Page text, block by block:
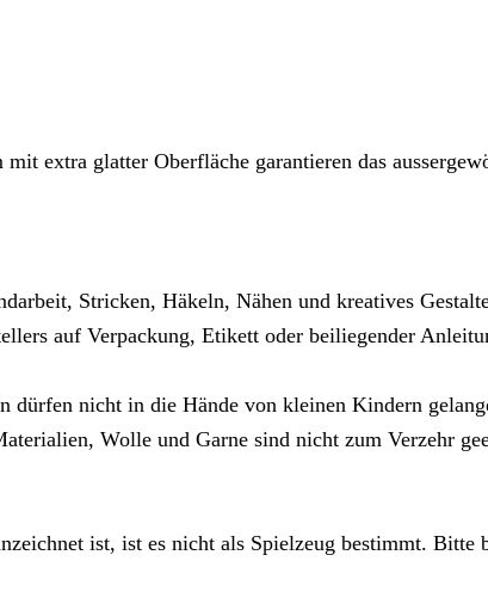
extra glatter Oberfläche garantieren das
Stricken, Häkeln, Nähen und kreatives
auf Verpackung, Etikett oder beiliegender
nicht in die Hände von kleinen Kindern
Wolle und Garne sind nicht zum Verzehr
ist, ist es nicht als Spielzeug bestimmt.